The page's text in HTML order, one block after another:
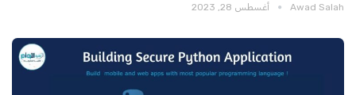
Awad Salah أغسطس 28, 2023